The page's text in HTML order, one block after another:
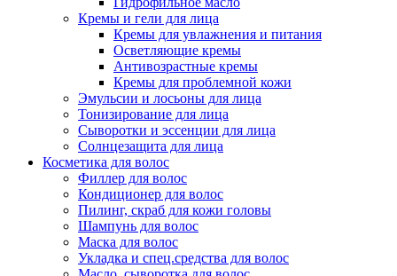
Кремы и гели для лица
Кремы для увлажнения и питания
Осветляющие кремы
Антивозрастные кремы
Кремы для проблемной кожи
Эмульсии и лосьоны для лица
Тонизирование для лица
Сыворотки и эссенции для лица
Солнцезащита для лица
Косметика для волос
Филлер для волос
Кондиционер для волос
Пилинг, скраб для кожи головы
Шампунь для волос
Маска для волос
Укладка и спец.средства для волос